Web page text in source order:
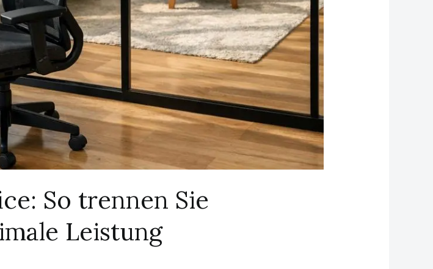
So trennen Sie
Leistung